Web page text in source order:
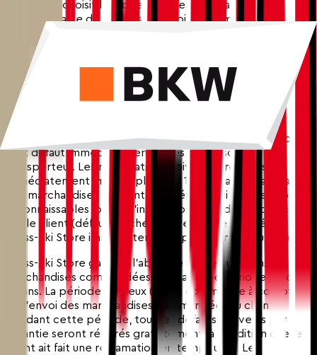
Si le client choisit le mode de paiement par carte de
crédit, la carte de crédit sera débitée au moment de
l'expédition des marchandises et créditée en cas de
retour (voir ci-dessous "Droit de Retour ou de
Rétractation") après réception des marchandises chez
Swiss-Ski.
7. Réclamation et Garantie
Le client doit vérifier les marchandises commandées pour
tout défaut immédiatement après la livraison par le
transporteur. Les réclamations doivent être faites
immédiatement, mais au plus tard 14 jours après la livraison
des marchandises au client. Les défauts qui n'étaient pas
reconnaissables lors de l'inspection immédiate correcte
par le client (défauts cachés) doivent être signalés à
Swiss-Ski Store immédiatement après leur découverte.
Swiss-Ski Store garantit l'absence de défauts dans les
marchandises commandées pendant une période de deux
(2) ans. La période de deux (2) ans commence à compter
de l'envoi des marchandises commandées au client.
Pendant cette période, tous les défauts couverts par la
garantie seront réparés gratuitement, à condition que le
client ait fait une réclamation en temps utile. Les